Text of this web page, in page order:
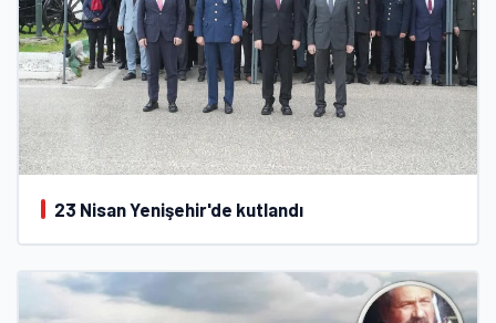
23 Nisan Yenişehir'de kutlandı